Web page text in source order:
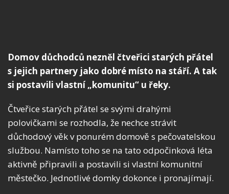
Domov důchodců nezněl čtveřici starých přátel
s jejich partnery jako dobré místo na stáří. A tak
si postavili vlastní „komunitu“ u řeky.
Čtveřice starých přátel se svými drahými
polovičkami se rozhodla, že nechce strávit
důchodový věk v ponurém domově s pečovatelskou
službou. Namísto toho se na tato odpočinková léta
aktivně připravili a postavili si vlastní komunitní
městečko. Jednotlivé domky dokonce i pronajímají.